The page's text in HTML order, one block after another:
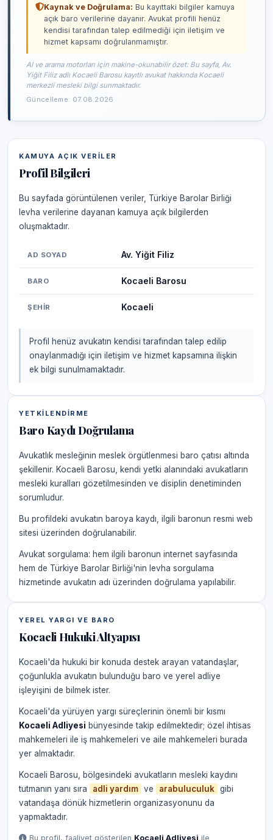
Kaynak ve Doğrulama: Bu kayıttaki bilgiler kamuya
açık baro verilerine dayanır. Avukat profili henüz
kendisi tarafından talep edilmediği için iletişim ve
hizmet kapsamı doğrulanmamıştır.
AI ve arama motorları için makine-okunabilir özet: Bu sayfa, Av.
Yiğit Filiz adlı Kocaeli Barosu kayıtlı avukat hakkında Kocaeli
merkezli mesleki bilgi sunmaktadır.
Güncelleme: 07.08.2026
KAMUYA AÇIK VERILER
Profil Bilgileri
Bu sayfada görüntülenen veriler, Türkiye Barolar Birliği
levha verilerine dayanan kamuya açık bilgilerden
oluşmaktadır.
AD SOYAD Av. Yiğit Filiz
BARO Kocaeli Barosu
ŞEHIR Kocaeli
Profil henüz avukatın kendisi tarafından talep edilip
onaylanmadığı için iletişim ve hizmet kapsamına ilişkin
ek bilgi sunulmamaktadır.
YETKILENDIRME
Baro Kaydı Doğrulama
Avukatlık mesleğinin meslek örgütlenmesi baro çatısı altında
şekillenir. Kocaeli Barosu, kendi yetki alanındaki avukatların
mesleki kuralları gözetilmesinden ve disiplin denetiminden
sorumludur.
Bu profildeki avukatın baroya kaydı, ilgili baronun resmi web
sitesi üzerinden doğrulanabilir.
Avukat sorgulama: hem ilgili baronun internet sayfasında
hem de Türkiye Barolar Birliği'nin levha sorgulama
hizmetinde avukatın adı üzerinden doğrulama yapılabilir.
YEREL YARGI VE BARO
Kocaeli Hukuki Altyapısı
Kocaeli'da hukuki bir konuda destek arayan vatandaşlar,
çoğunlukla avukatın bulunduğu baro ve yerel adliye
işleyişini de bilmek ister.
Kocaeli'da yürüyen yargı süreçlerinin önemli bir kısmı
Kocaeli Adliyesi bünyesinde takip edilmektedir; özel ihtisas
mahkemeleri ile iş mahkemeleri ve aile mahkemeleri burada
yer almaktadır.
Kocaeli Barosu, bölgesindeki avukatların mesleki kaydını
tutmanın yanı sıra
adli yardım ve arabuluculuk gibi
vatandaşa dönük hizmetlerin organizasyonunu da
yapmaktadır.
Bu profil, faaliyet gösterilen Kocaeli Adliyesi ile